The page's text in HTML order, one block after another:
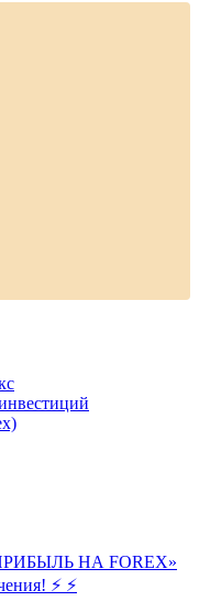
НА FOREX»
⚡ ⚡